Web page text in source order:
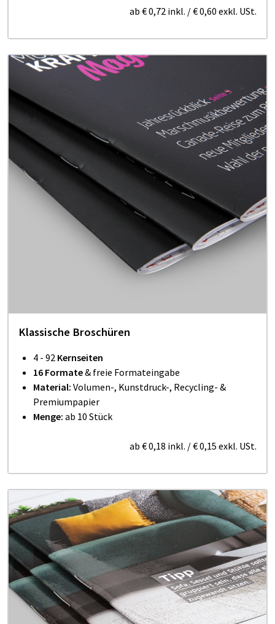
ab € 0,72 inkl. /€ 0,60 exkl. USt.
Klassische Broschüren
4 - 92 Kernseiten
16 Formate& freie Formateingabe
Material: Volumen-, Kunstdruck-, Recycling- &
Premiumpapier
Menge: ab 10 Stück
ab € 0,18 inkl. /€ 0,15 exkl. USt.